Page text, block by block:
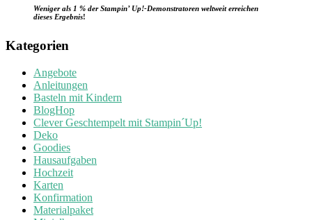
Weniger als 1 % der Stampin’ Up!-Demonstratoren weltweit erreichen
dieses Ergebnis!
Kategorien
Angebote
Anleitungen
Basteln mit Kindern
BlogHop
Clever Geschtempelt mit Stampin´Up!
Deko
Goodies
Hausaufgaben
Hochzeit
Karten
Konfirmation
Materialpaket